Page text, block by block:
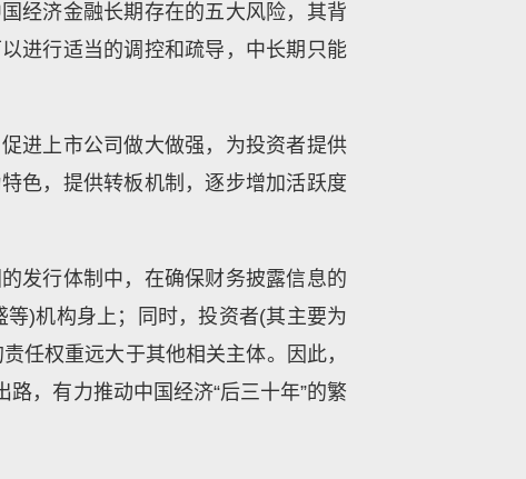
经济金融长期存在的五大风险，其背
进行适当的调控和疏导，中长期只能
进上市公司做大做强，为投资者提供
色，提供转板机制，逐步增加活跃度
发行体制中，在确保财务披露信息的
)机构身上；同时，投资者(其主要为
任权重远大于其他相关主体。因此，
，有力推动中国经济“后三十年”的繁